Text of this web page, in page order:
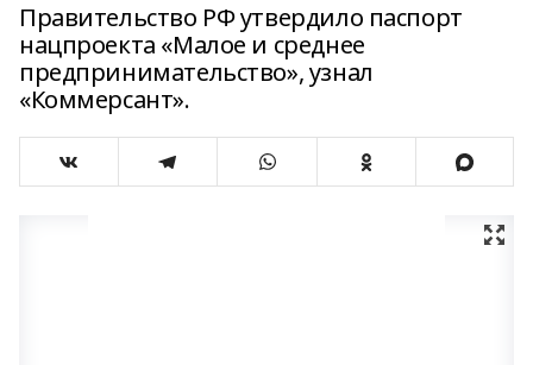
Правительство РФ утвердило паспорт
нацпроекта «Малое и среднее
предпринимательство», узнал
«Коммерсант».